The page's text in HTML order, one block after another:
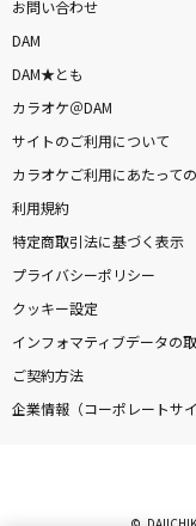
お問い合わせ
DAM
DAM★とも
カラオケ＠DAM
サイトのご利用について
カラオケご利用にあたって
利用規約
特定商取引法に基づく表示
プライバシーポリシー
クッキー設定
インフォマティブデータの
ご契約方法
企業情報（コーポレートサイ
©